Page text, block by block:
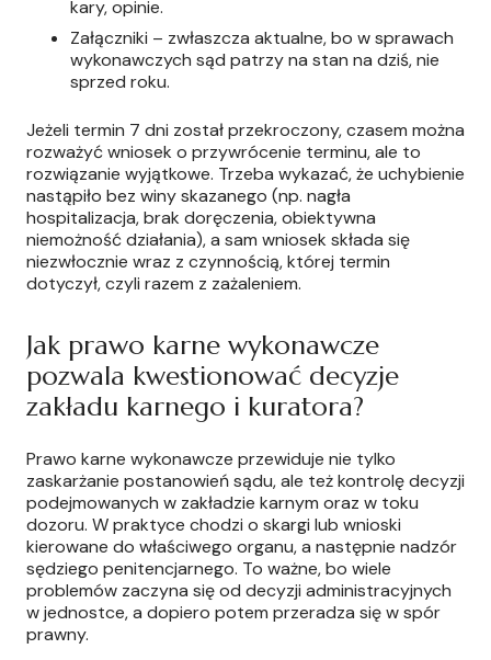
kary, opinie.
Załączniki – zwłaszcza aktualne, bo w sprawach
wykonawczych sąd patrzy na stan na dziś, nie
sprzed roku.
Jeżeli termin 7 dni został przekroczony, czasem można
rozważyć wniosek o przywrócenie terminu, ale to
rozwiązanie wyjątkowe. Trzeba wykazać, że uchybienie
nastąpiło bez winy skazanego (np. nagła
hospitalizacja, brak doręczenia, obiektywna
niemożność działania), a sam wniosek składa się
niezwłocznie wraz z czynnością, której termin
dotyczył, czyli razem z zażaleniem.
Jak prawo karne wykonawcze
pozwala kwestionować decyzje
zakładu karnego i kuratora?
Prawo karne wykonawcze przewiduje nie tylko
zaskarżanie postanowień sądu, ale też kontrolę decyzji
podejmowanych w zakładzie karnym oraz w toku
dozoru. W praktyce chodzi o skargi lub wnioski
kierowane do właściwego organu, a następnie nadzór
sędziego penitencjarnego. To ważne, bo wiele
problemów zaczyna się od decyzji administracyjnych
w jednostce, a dopiero potem przeradza się w spór
prawny.